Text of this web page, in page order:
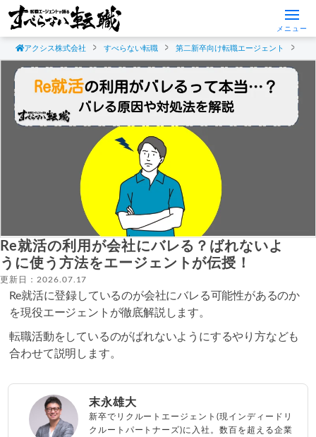
メニュー
アクシス株式会社 すべらない転職 第二新卒向け転職エージェント
Re就活の利用が会社にバレる？ばれないよ
うに使う方法をエージェントが伝授！
更新日：2026.07.17
Re就活に登録しているのが会社にバレる可能性があるのか
を現役エージェントが徹底解説します。
転職活動をしているのがばれないようにするやり方なども
合わせて説明します。
末永雄大
新卒でリクルートエージェント(現インディードリ
クルートパートナーズ)に入社。数百を超える企業